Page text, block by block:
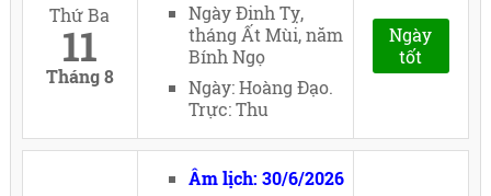
Thứ Ba
11
Tháng 8
Ngày Đinh Tỵ,
tháng Ất Mùi, năm
Bính Ngọ
Ngày: Hoàng Đạo.
Trực: Thu
Ngày
tốt
Âm lịch: 30/6/2026